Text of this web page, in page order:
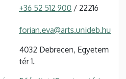
+36 52 512 900 / 22216
forian.eva@arts.unideb.hu
4032 Debrecen, Egyetem
tér 1.